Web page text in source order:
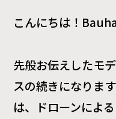
こんにちは！
先般お伝えしたモ
スの続きになりま
は、ドローンによ